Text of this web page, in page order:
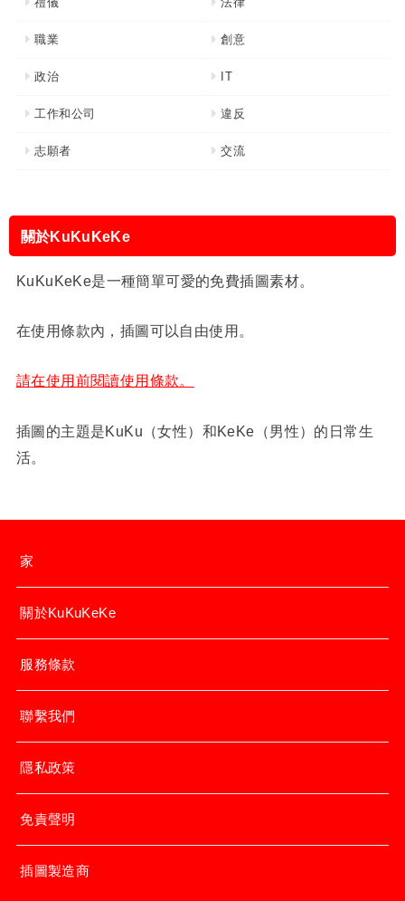
職業 創意
政治 IT
工作和公司 違反
志願者 交流
關於KuKuKeKe
KuKuKeKe是一種簡單可愛的免費插圖素材。
在使用條款內，插圖可以自由使用。
請在使用前閱讀使用條款。
插圖的主題是KuKu（女性）和KeKe（男性）的日常生
活。
家
關於KuKuKeKe
服務條款
聯繫我們
隱私政策
免責聲明
插圖製造商